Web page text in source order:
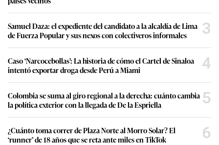
Samuel Daza: el expediente del candidato a la alcaldía de Lima
de Fuerza Popular y sus nexos con colectiveros informales
3
Caso ‘Narcocebollas’: La historia de cómo el Cartel de Sinaloa
intentó exportar droga desde Perú a Miami
4
Colombia se suma al giro regional a la derecha: cuánto cambia
la política exterior con la llegada de De la Espriella
5
¿Cuánto toma correr de Plaza Norte al Morro Solar? El
‘runner’ de 18 años que se reta ante miles en TikTok
6